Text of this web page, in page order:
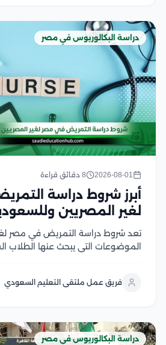
دراسة البكالوريوس في مصر
2026-08-01 8 دقائق قراءة
أبرز شروط دراسة
لغير المصريين وللسعوديين
تعد شروط دراسة التمريض في مصر
الموضوعات التي يبحث عنها الطلاب
باعتراف واسع في العديد من الدول...
فريق عمل ملتقى التعليم السعودي
دراسة البكالوريوس في مصر